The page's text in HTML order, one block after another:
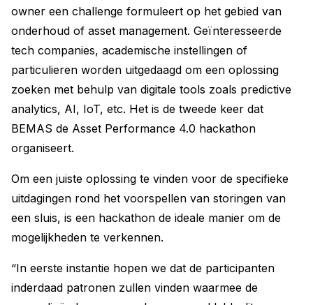
owner een challenge formuleert op het gebied van
onderhoud of asset management. Geïnteresseerde
tech companies, academische instellingen of
particulieren worden uitgedaagd om een oplossing
zoeken met behulp van digitale tools zoals predictive
analytics, AI, IoT, etc. Het is de tweede keer dat
BEMAS de Asset Performance 4.0 hackathon
organiseert.
Om een juiste oplossing te vinden voor de specifieke
uitdagingen rond het voorspellen van storingen van
een sluis, is een hackathon de ideale manier om de
mogelijkheden te verkennen.
“In eerste instantie hopen we dat de participanten
inderdaad patronen zullen vinden waarmee de